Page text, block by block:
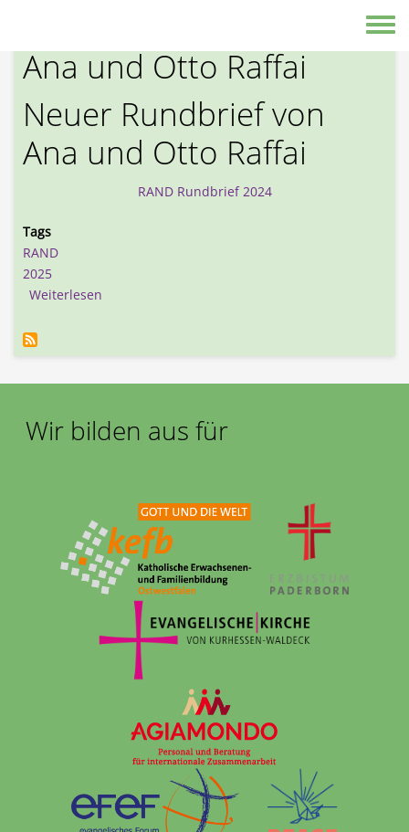
Ana und Otto Raffai
Neuer Rundbrief von
Ana und Otto Raffai
RAND Rundbrief 2024
Tags
RAND
2025
Weiterlesen
Wir bilden aus für